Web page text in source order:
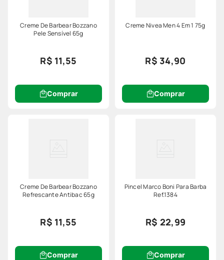
Creme De Barbear Bozzano
Pele Sensível 65g
R$ 11,55
Comprar
Creme Nivea Men 4 Em 1 75g
R$ 34,90
Comprar
Creme De Barbear Bozzano
Refrescante Antibac 65g
R$ 11,55
Comprar
Pincel Marco Boni Para Barba
Ref.1384
R$ 22,99
Comprar